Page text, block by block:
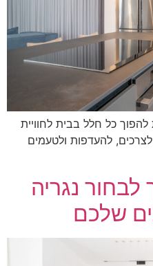
כל חלל בבית לחוויית
להעדפות ולטעמים
נגריה
שלכם